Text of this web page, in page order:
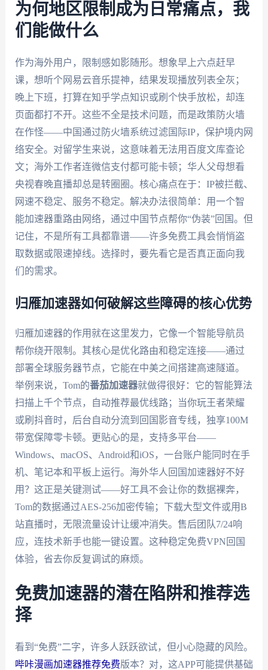
为何地区限制成为日常痛点，我
们能做什么
作为海外用户，限制感如影随形。想象早上六点赶早
课，想听个网易云音乐提神，结果发现播放列表全灰；
晚上下班，打算在知乎学点知识或刷个快手放松，却连
页面都打不开。这些不全是技术问题，而是政策防火墙
在作怪——中国通过防火墙系统过滤国际IP，保护境内网
络安全。对留学生来说，这意味着无法用百度文库查论
文；海外工作者连微信支付都可能卡顿；华人父母想看
央视春晚直播却总是转圈圈。核心痛点在于：IP被拦截、
网速不稳定、服务不稳定。解决办法很简单：用一个智
能加速器重路由网络，通过中国节点帮你“伪装”回国。但
记住，不是所有工具都靠谱——许多免费工具会悄悄盗
取数据或限速掉线。选择时，要先看它是否真正面向我
们的需求。
归雁加速器如何破解这些障碍的核心优势
归雁加速器的作用就在这里发力，它像一个智能导航员
帮你绕开限制。其核心是优化路由和稳定连接——通过
部署全球服务器节点，它能在中美之间搭建高速隧道。
举例来说，Tom的番茄加速器就做得很好：它的智能算法
扫描上千个节点，自动推荐最优线路；当你玩王者荣耀
或刷抖音时，后台自动分流到回国影音专线，独享100M
带宽保障零卡顿。更贴心的是，支持多平台——
Windows、macOS、Android和iOS，一台账户能同时在手
机、笔记本和平板上运行。海外华人回国加速器好不好
用？这正是关键测试——好工具不会让你的数据裸奔，
Tom的数据通过AES-256加密传输；下载大型文件或用B
站直播时，无限流量设计让缓冲消失。售后团队7/24响
应，连技术新手也能一键设置。这种稳定免费VPN回国
体验，省去你反复调试的麻烦。
免费加速器的潜在陷阱和推荐选
择
看到“免费”二字，许多人跃跃欲试，但小心隐藏的风险。
哔咔漫画加速器推荐免费版本？对，这APP可能提供基础